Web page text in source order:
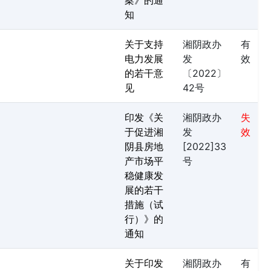
知
关于支持
电力发展
的若干意
见
湘阴政办
发
〔2022〕
42号
有
效
印发《关
于促进湘
阴县房地
产市场平
稳健康发
展的若干
措施（试
行）》的
通知
湘阴政办
发
[2022]33
号
失
效
关于印发 湘阴政办 有